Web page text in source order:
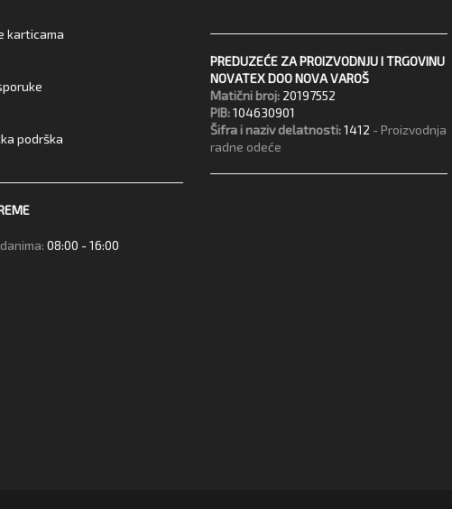
karticama
podrška
08:00 - 16:00
PREDUZEĆE ZA PROIZVODNJU I TRGOVINU
NOVATEX DOO NOVA VAROŠ
Matični broj: 20197552
PIB:104630901
Šifra i naziv delatnosti:1412 - Proizvodnja
radne odeće